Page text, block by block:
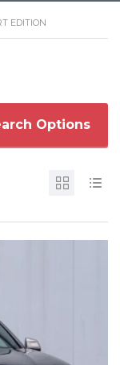
EDITION
Options